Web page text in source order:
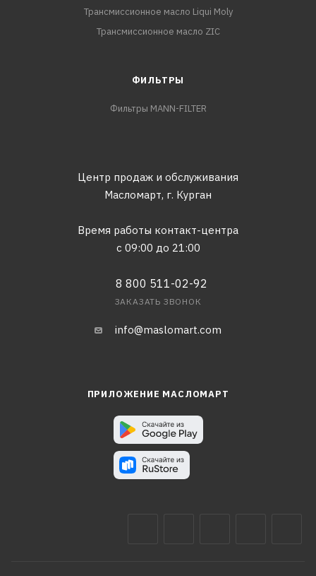
Трансмиссионное масло Liqui Moly
Трансмиссионное масло ZIC
ФИЛЬТРЫ
Фильтры MANN-FILTER
Центр продаж и обслуживания
Масломарт, г. Курган
Время работы контакт-центра
с 09:00 до 21:00
8 800 511-02-92
ЗАКАЗАТЬ ЗВОНОК
info@maslomart.com
ПРИЛОЖЕНИЕ МАСЛОМАРТ